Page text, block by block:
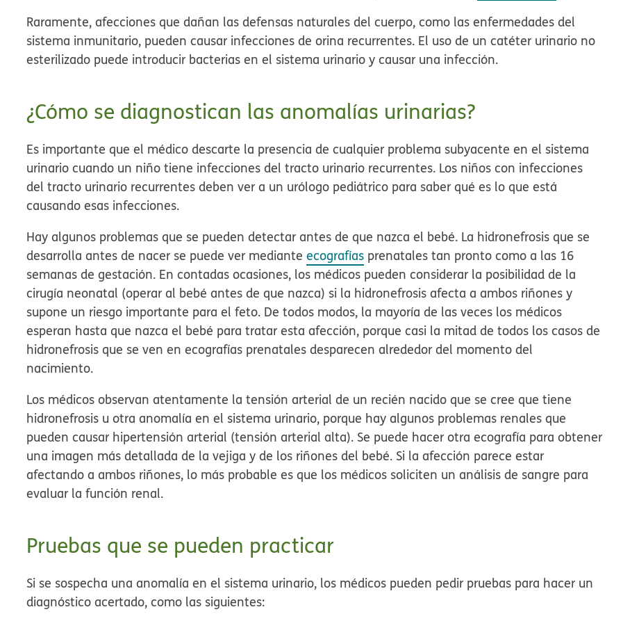
Raramente, afecciones que dañan las defensas naturales del cuerpo, como las enfermedades del
sistema inmunitario, pueden causar infecciones de orina recurrentes. El uso de un catéter urinario no
esterilizado puede introducir bacterias en el sistema urinario y causar una infección.
¿Cómo se diagnostican las anomalías urinarias?
Es importante que el médico descarte la presencia de cualquier problema subyacente en el sistema
urinario cuando un niño tiene infecciones del tracto urinario recurrentes. Los niños con infecciones
del tracto urinario recurrentes deben ver a un urólogo pediátrico para saber qué es lo que está
causando esas infecciones.
Hay algunos problemas que se pueden detectar antes de que nazca el bebé. La hidronefrosis que se
desarrolla antes de nacer se puede ver medianteecografías prenatales tan pronto como a las 16
semanas de gestación. En contadas ocasiones, los médicos pueden considerar la posibilidad de la
cirugía neonatal (operar al bebé antes de que nazca) si la hidronefrosis afecta a ambos riñones y
supone un riesgo importante para el feto. De todos modos, la mayoría de las veces los médicos
esperan hasta que nazca el bebé para tratar esta afección, porque casi la mitad de todos los casos de
hidronefrosis que se ven en ecografías prenatales desparecen alrededor del momento del
nacimiento.
Los médicos observan atentamente la tensión arterial de un recién nacido que se cree que tiene
hidronefrosis u otra anomalía en el sistema urinario, porque hay algunos problemas renales que
pueden causar hipertensión arterial (tensión arterial alta). Se puede hacer otra ecografía para obtener
una imagen más detallada de la vejiga y de los riñones del bebé. Si la afección parece estar
afectando a ambos riñones, lo más probable es que los médicos soliciten un análisis de sangre para
evaluar la función renal.
Pruebas que se pueden practicar
Si se sospecha una anomalía en el sistema urinario, los médicos pueden pedir pruebas para hacer un
diagnóstico acertado, como las siguientes: